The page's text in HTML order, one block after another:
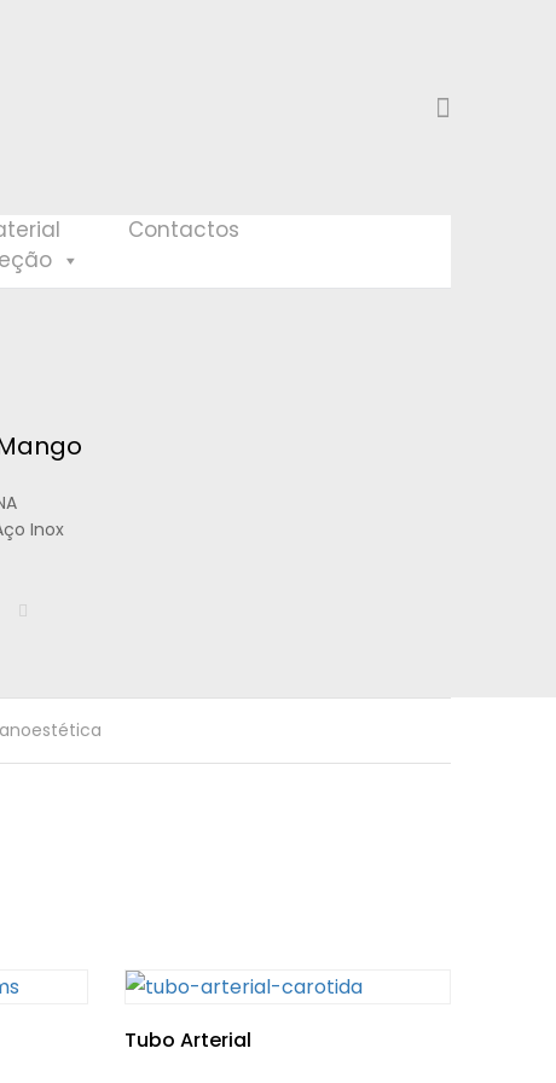
Contactos
Inox
Tubo Arterial